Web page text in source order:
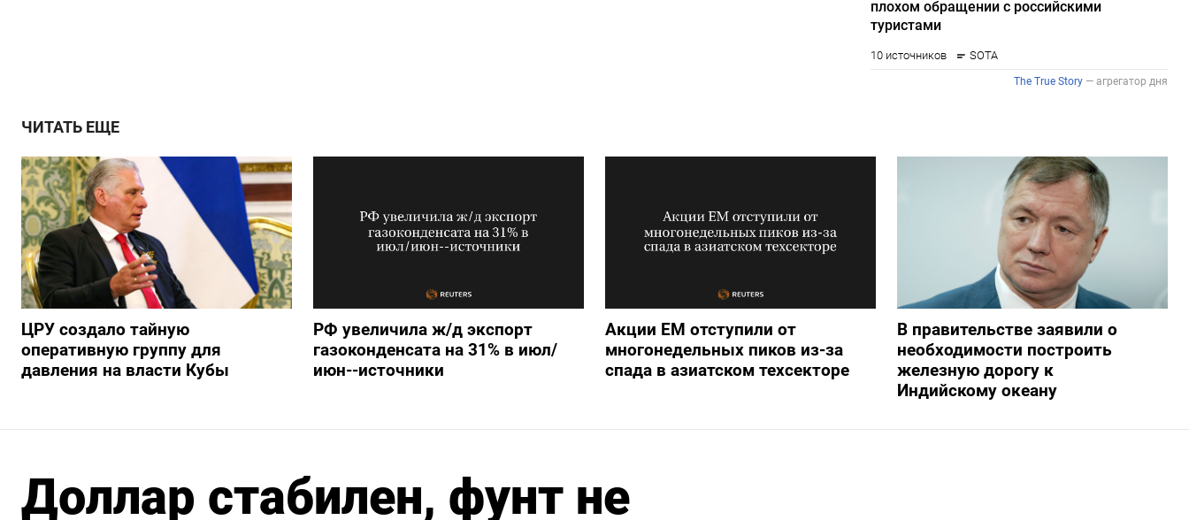
ЧИТАТЬ ЕЩЕ
ЦРУ создало тайную
оперативную группу для
давления на власти Кубы
РФ увеличила ж/д экспорт
газоконденсата на 31% в июл/
июн--источники
Акции ЕМ отступили от
многонедельных пиков из-за
спада в азиатском техсекторе
В правительстве заявили о
необходимости построить
железную дорогу к
Индийскому океану
Доллар стабилен, фунт не